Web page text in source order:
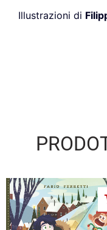
Illustrazioni di